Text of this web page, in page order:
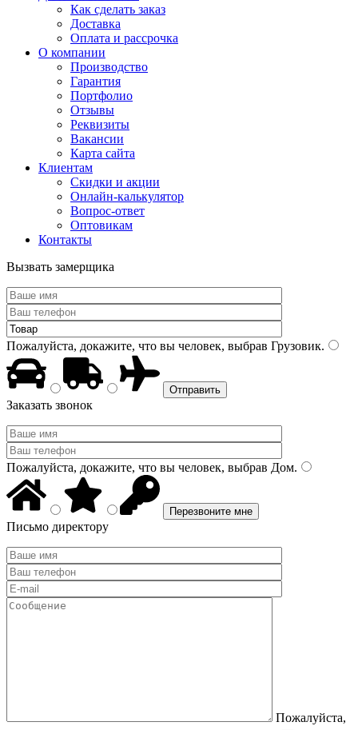
Как сделать заказ
Доставка
Оплата и рассрочка
О компании
Производство
Гарантия
Портфолио
Отзывы
Реквизиты
Вакансии
Карта сайта
Клиентам
Скидки и акции
Онлайн-калькулятор
Вопрос-ответ
Оптовикам
Контакты
Вызвать замерщика
Пожалуйста, докажите, что вы человек, выбрав Грузовик.
Заказать звонок
Пожалуйста, докажите, что вы человек, выбрав Дом.
Письмо директору
Пожалуйста,